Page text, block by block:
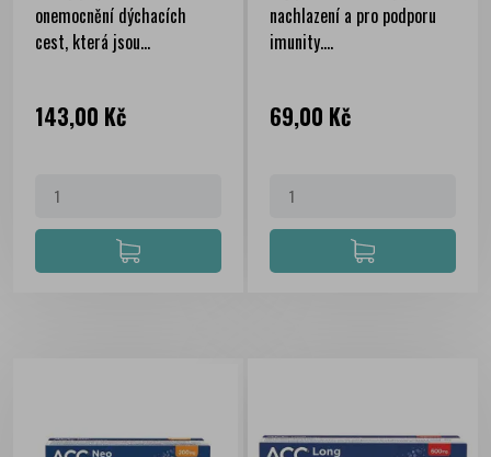
onemocnění dýchacích
cest, která jsou...
Cena
143,00 Kč
nachlazení a pro podporu
imunity....
Cena
69,00 Kč